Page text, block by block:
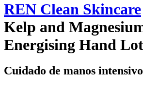
REN Clean Skincare
Kelp and
Energising Hand
Cuidado de manos